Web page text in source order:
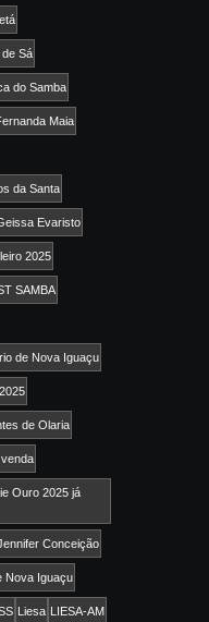
Sá
do Samba
Maia
da Santa
Evaristo
2025
SAMBA
de Nova Iguaçu
de Olaria
Ouro 2025 já
Conceição
Nova Iguaçu
Liesa LIESA-AM